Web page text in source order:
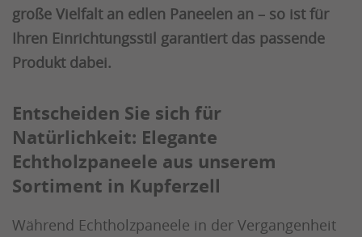
große Vielfalt an edlen Paneelen an – so ist für
Ihren Einrichtungsstil garantiert das passende
Produkt dabei.
Entscheiden Sie sich für
Natürlichkeit: Elegante
Echtholzpaneele aus unserem
Sortiment in Kupferzell
Während Echtholzpaneele in der Vergangenheit